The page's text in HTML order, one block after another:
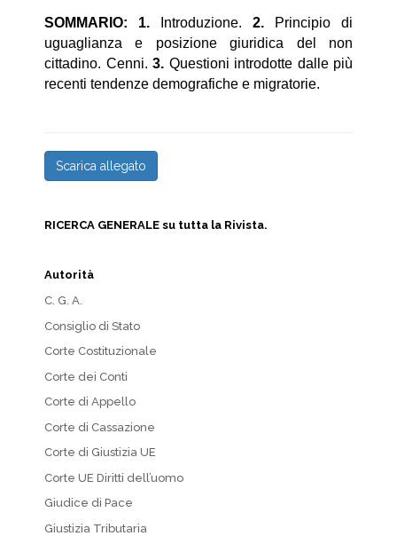
SOMMARIO: 1. Introduzione. 2. Principio di
uguaglianza e posizione giuridica del non
cittadino. Cenni. 3. Questioni introdotte dalle più
recenti tendenze demografiche e migratorie.
Scarica allegato
RICERCA GENERALE su tutta la Rivista.
Autorità
C. G. A.
Consiglio di Stato
Corte Costituzionale
Corte dei Conti
Corte di Appello
Corte di Cassazione
Corte di Giustizia UE
Corte UE Diritti dell’uomo
Giudice di Pace
Giustizia Tributaria